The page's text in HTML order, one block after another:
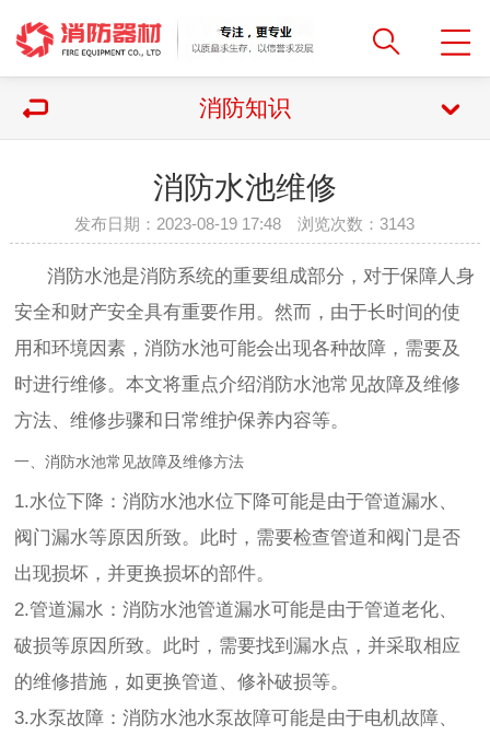
消防知识
消防水池维修
发布日期：2023-08-19 17:48 浏览次数：3143
消防水池是消防系统的重要组成部分，对于保障人身
安全和财产安全具有重要作用。然而，由于长时间的使
用和环境因素，消防水池可能会出现各种故障，需要及
时进行维修。本文将重点介绍消防水池常见故障及维修
方法、维修步骤和日常维护保养内容等。
一、消防水池常见故障及维修方法
1.水位下降：消防水池水位下降可能是由于管道漏水、
阀门漏水等原因所致。此时，需要检查管道和阀门是否
出现损坏，并更换损坏的部件。
2.管道漏水：消防水池管道漏水可能是由于管道老化、
破损等原因所致。此时，需要找到漏水点，并采取相应
的维修措施，如更换管道、修补破损等。
3.水泵故障：消防水池水泵故障可能是由于电机故障、